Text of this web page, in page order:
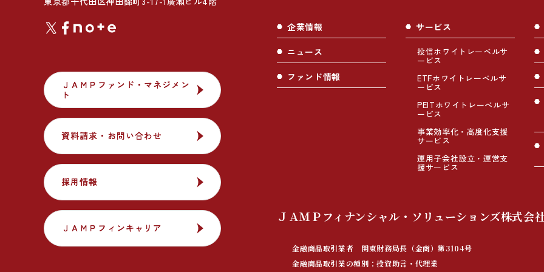
ＪＡＭＰファンド・マネジメン
ト
ＪＡＭＰファンド・マネジメン
ト
資料請求・お問い合わせ
資料請求・お問い合わせ
採用情報
採用情報
ＪＡＭＰフィンキャリア
ＪＡＭＰフィンキャリア
企業情報
ニュース
ファンド情報
サービス
投信ホワイトレーベルサ
ービス
ETFホワイトレーベルサ
ービス
PEITホワイトレーベルサ
ービス
事業効率化・高度化支援
サービス
運用子会社設立・運営支
援サービス
ＪＡＭＰフィナンシャル・ソリューションズ株式会
金融商品取引業者 関東財務局長（金商）第3104号
金融商品取引業の種別：投資助言・代理業